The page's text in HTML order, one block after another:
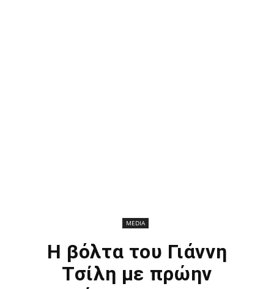
MEDIA
Η βόλτα του Γιάννη
Τσίλη με πρώην